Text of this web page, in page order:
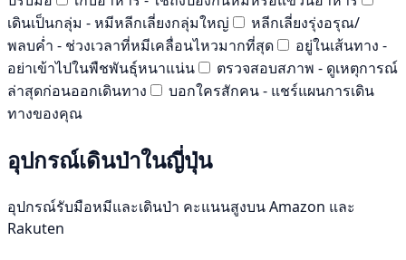
เดินเป็นกลุ่ม - หมีหลีกเลี่ยงกลุ่มใหญ่
หลีกเลี่ยงรุ่งอรุณ/
พลบค่ำ - ช่วงเวลาที่หมีเคลื่อนไหวมากที่สุด
อยู่ในเส้นทาง -
อย่าเข้าไปในพืชพันธุ์หนาแน่น
ตรวจสอบสภาพ - ดูเหตุการณ์
ล่าสุดก่อนออกเดินทาง
บอกใครสักคน - แชร์แผนการเดิน
ทางของคุณ
อุปกรณ์เดินป่าในญี่ปุ่น
อุปกรณ์รับมือหมีและเดินป่า คะแนนสูงบน Amazon และ
Rakuten